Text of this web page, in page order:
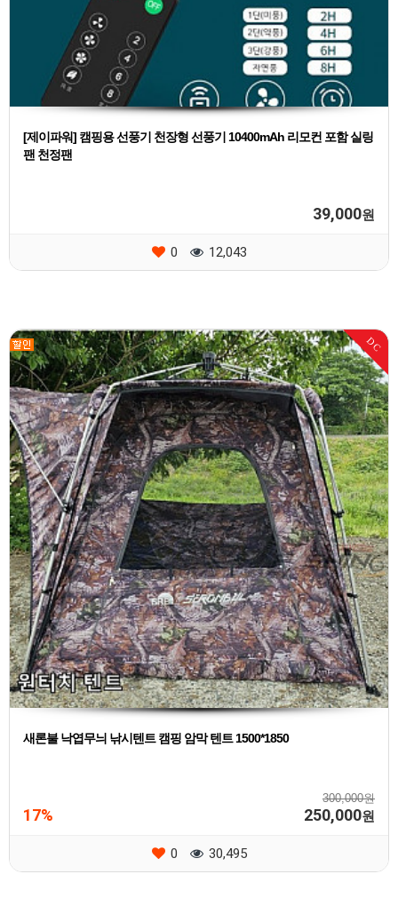
[제이파워] 캠핑용 선풍기 천장형 선풍기 10400mAh 리모컨 포함 실링
팬 천정팬
39,000원
0 12,043
DC
새론불 낙엽무늬 낚시텐트 캠핑 암막 텐트 1500*1850
300,000원
17% 250,000원
0 30,495